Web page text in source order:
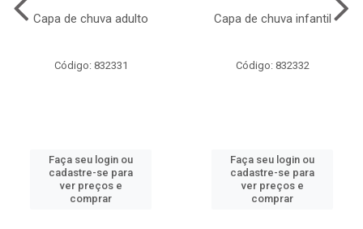
Capa de chuva adulto
Código: 832331
Faça seu login ou
cadastre-se para
ver preços e
comprar
Capa de chuva infantil
Código: 832332
Faça seu login ou
cadastre-se para
ver preços e
comprar